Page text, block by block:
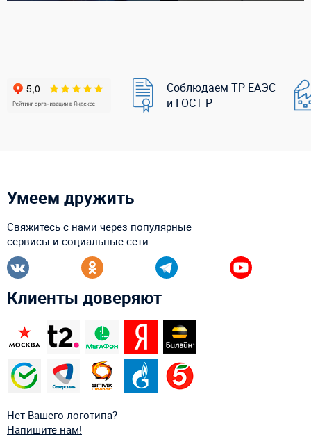
Соблюдаем ТР ЕАЭС
и ГОСТ Р
Умеем дружить
Свяжитесь с нами через популярные
сервисы и социальные сети:
Клиенты доверяют
Нет Вашего логотипа?
Напишите нам!